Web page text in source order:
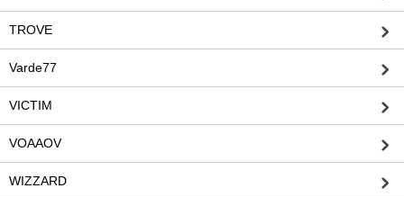
TROVE
Varde77
VICTIM
VOAAOV
WIZZARD